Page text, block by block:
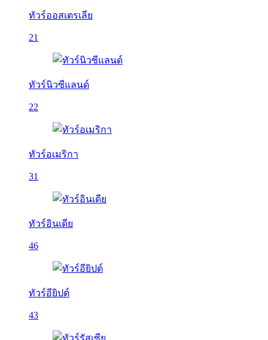
ทัวร์ออสเตรเลีย
21
ทัวร์นิวซีแลนด์
22
ทัวร์อเมริกา
31
ทัวร์อินเดีย
46
ทัวร์อียิปต์
43